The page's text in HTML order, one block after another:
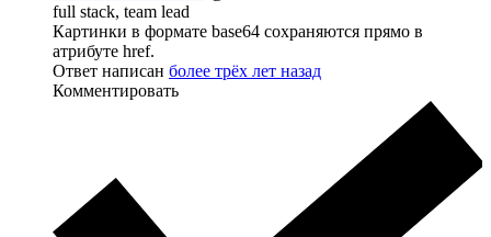
full stack, team lead
Картинки в формате base64 сохраняются прямо в
атрибуте href.
Ответ написан более трёх лет назад
Комментировать